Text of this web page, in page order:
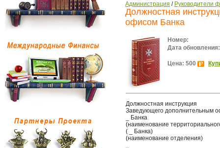
Администрация / Руководители
Должностная
офисом Банка
Номер:
Дата обновления:
Цена: 500
Должностная инструкция
Заведующего дополнительным
_ Банка
(наименование
( _ Банка)
(наименование отделения)